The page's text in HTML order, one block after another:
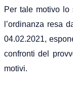
Per tale motivo lo
l’ordinanza resa
04.02.2021,
confronti del
motivi.